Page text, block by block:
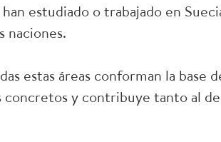
estudiado o trabajado en
naciones.
estas áreas conforman la base
y contribuye tanto al